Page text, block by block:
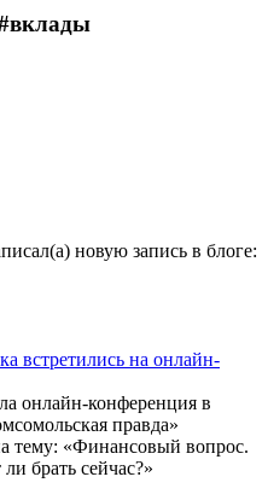
новую запись в блоге:
встретились на онлайн-
онлайн-конференция в
правда»
«Финансовый вопрос.
брать сейчас?»